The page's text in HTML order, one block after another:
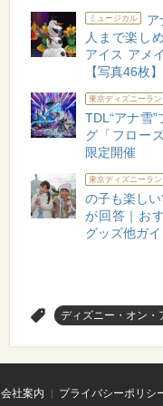
ミュージカル
ア
人まで楽し
アイス アメ
【写真46枚】
東京ディズニーラン
TDL“アナ雪
グ「フロー
限定開催
東京ディズニーラン
の子も楽し
が回答｜お
グッズ他ガイ
ディズニー・オン・
会社案内 プライバシーポリシ